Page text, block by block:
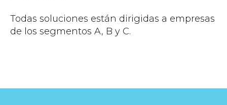
Todas soluciones están dirigidas a empresas
de los segmentos A, B y C.